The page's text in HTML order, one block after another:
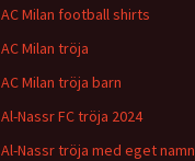
AC Milan football shirts
AC Milan tröja
AC Milan tröja barn
Al-Nassr FC tröja 2024
Al-Nassr tröja med eget namn